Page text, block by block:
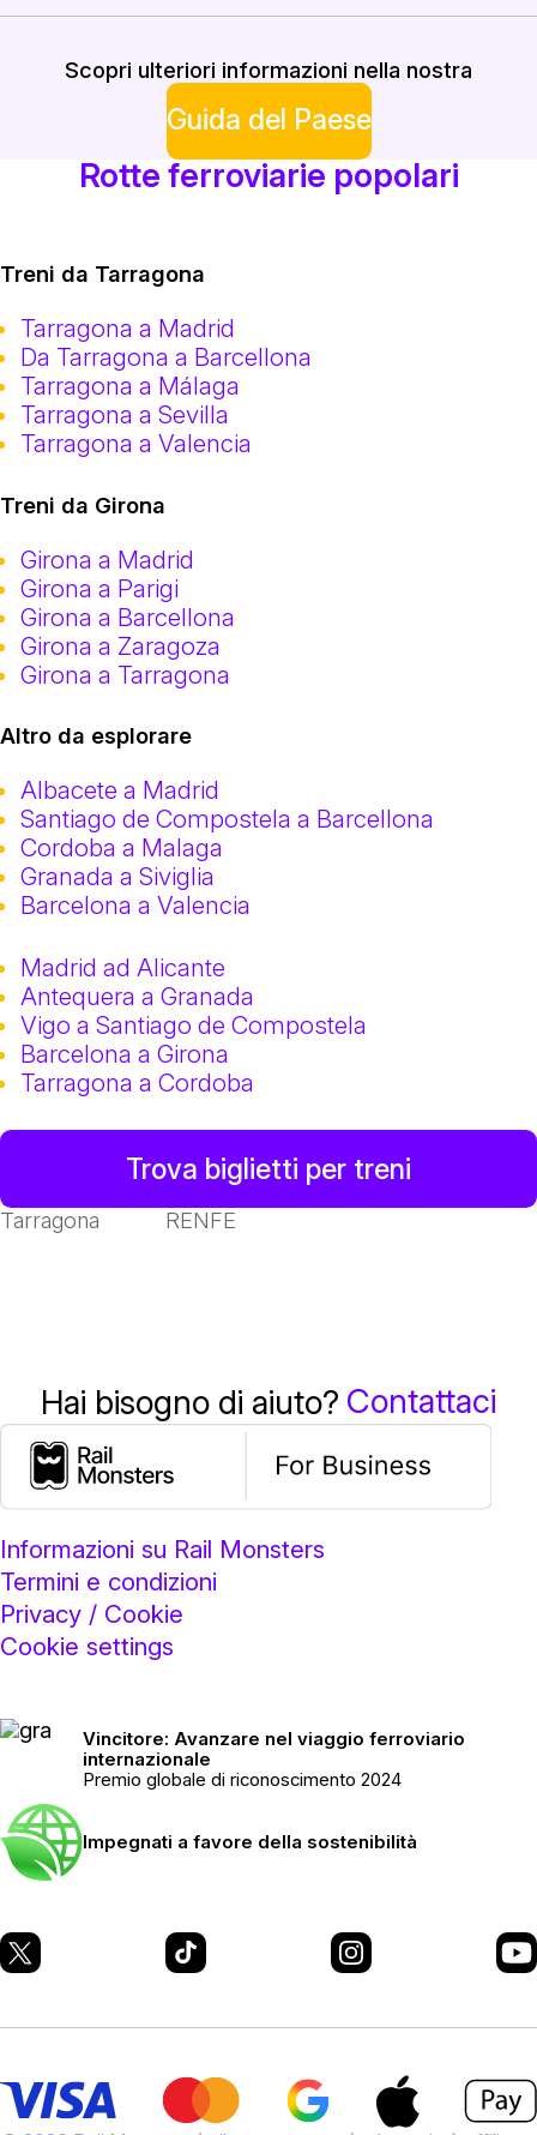
Scopri ulteriori informazioni nella nostra
Guida del Paese
Rotte ferroviarie popolari
Treni da Tarragona
Tarragona a Madrid
Da Tarragona a Barcellona
Tarragona a Málaga
Tarragona a Sevilla
Tarragona a Valencia
Treni da Girona
Girona a Madrid
Girona a Parigi
Girona a Barcellona
Girona a Zaragoza
Girona a Tarragona
Altro da esplorare
Albacete a Madrid
Santiago de Compostela a Barcellona
Cordoba a Malaga
Granada a Siviglia
Barcelona a Valencia
Madrid ad Alicante
Antequera a Granada
Vigo a Santiago de Compostela
Barcelona a Girona
Tarragona a Cordoba
Trova biglietti per treni
Tarragona RENFE
Hai bisogno di aiuto? Contattaci
Informazioni su Rail Monsters
Termini e condizioni
Privacy / Cookie
Cookie settings
Vincitore: Avanzare nel viaggio ferroviario
internazionale
Premio globale di riconoscimento 2024
Impegnati a favore della sostenibilità